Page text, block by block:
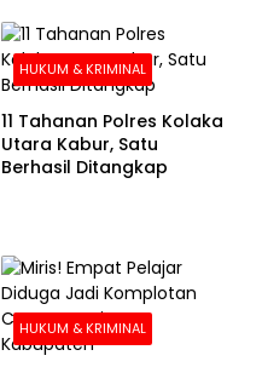
HUKUM & KRIMINAL
11 Tahanan Polres Kolaka
Utara Kabur, Satu
Berhasil Ditangkap
HUKUM & KRIMINAL